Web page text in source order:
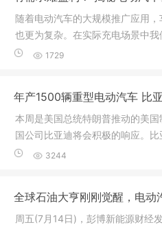
随着电动汽车的大规模推广应用
也更为复杂。在实际充电场景中
足问题，1729
年产1500辆重型电动汽车 比
本周是美国总统特朗普推动的美
国公司比亚迪将会积极的响应。
亚迪计划3244
全球石油大亨刚刚觉醒，电动
周五(7月14日)，彭博新能源财经